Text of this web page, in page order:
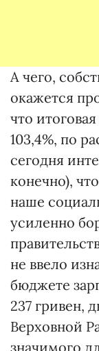
А чего,
окажется
что
103,4%, по
сегодня
конечно),
наше
усиленно
не ввело
бюджете
237 гривен,
Верховной
значимого